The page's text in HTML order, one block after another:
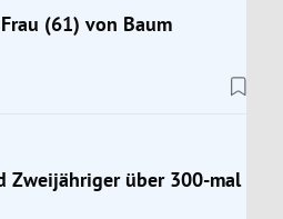
sein
Trend Hub
(61) von Baum
Zweijähriger über 300-mal